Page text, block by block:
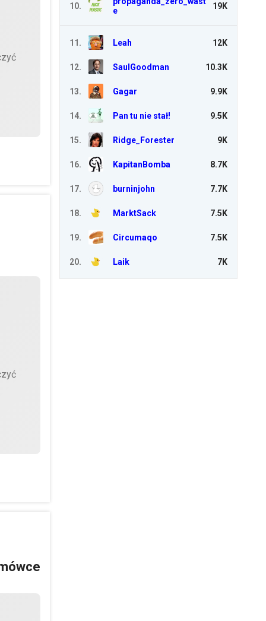
10.
e
19K
11. Leah 12K
12. SaulGoodman 10.3K
13. Gagar 9.9K
14. Pan tu nie stał! 9.5K
15. Ridge_Forester 9K
16. KapitanBomba 8.7K
17. burninjohn 7.7K
18. MarktSack 7.5K
19. Circumaqo 7.5K
20. Laik 7K